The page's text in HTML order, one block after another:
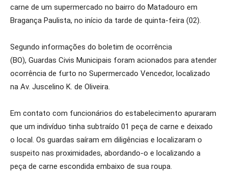
carne de um supermercado no bairro do Matadouro em
Bragança Paulista, no início da tarde de quinta-feira (02).
Segundo informações do boletim de ocorrência
(BO), Guardas Civis Municipais foram acionados para atender
ocorrência de furto no Supermercado Vencedor, localizado
na Av. Juscelino K. de Oliveira.
Em contato com funcionários do estabelecimento apuraram
que um indivíduo tinha subtraído 01 peça de carne e deixado
o local. Os guardas saíram em diligências e localizaram o
suspeito nas proximidades, abordando-o e localizando a
peça de carne escondida embaixo de sua roupa.